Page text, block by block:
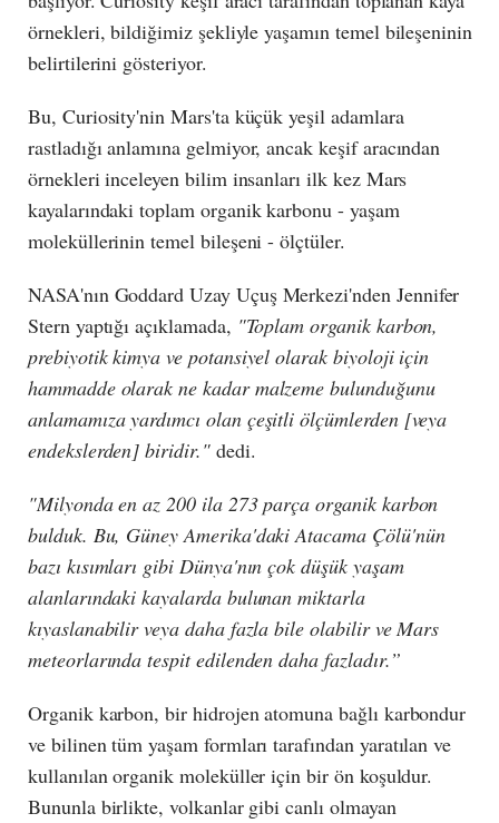
örnekleri, bildiğimiz şekliyle yaşamın temel bileşeninin
belirtilerini gösteriyor.
Bu, Curiosity'nin Mars'ta küçük yeşil adamlara
rastladığı anlamına gelmiyor, ancak keşif aracından
örnekleri inceleyen bilim insanları ilk kez Mars
kayalarındaki toplam organik karbonu - yaşam
moleküllerinin temel bileşeni - ölçtüler.
NASA'nın Goddard Uzay Uçuş Merkezi'nden Jennifer
Stern yaptığı açıklamada, "Toplam organik karbon,
prebiyotik kimya ve potansiyel olarak biyoloji için
hammadde olarak ne kadar malzeme bulunduğunu
anlamamıza yardımcı olan çeşitli ölçümlerden [veya
endekslerden] biridir." dedi.
"Milyonda en az 200 ila 273 parça organik karbon
bulduk. Bu, Güney Amerika'daki Atacama Çölü'nün
bazı kısımları gibi Dünya'nın çok düşük yaşam
alanlarındaki kayalarda bulunan miktarla
kıyaslanabilir veya daha fazla bile olabilir ve Mars
meteorlarında tespit edilenden daha fazladır.”
Organik karbon, bir hidrojen atomuna bağlı karbondur
ve bilinen tüm yaşam formları tarafından yaratılan ve
kullanılan organik moleküller için bir ön koşuldur.
Bununla birlikte, volkanlar gibi canlı olmayan